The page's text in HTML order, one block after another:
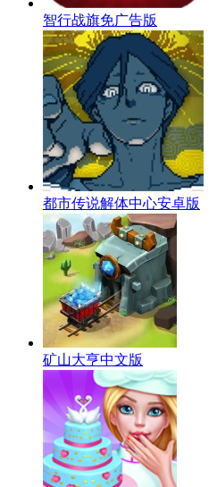
智行战旗免广告版
都市传说解体中心安卓版
矿山大亨中文版